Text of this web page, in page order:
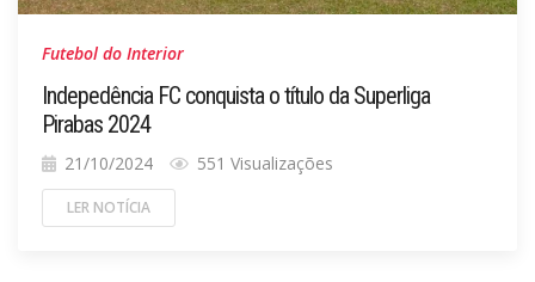
Futebol do Interior
Indepedência FC conquista o título da Superliga
Pirabas 2024
21/10/2024 551 Visualizações
LER NOTÍCIA